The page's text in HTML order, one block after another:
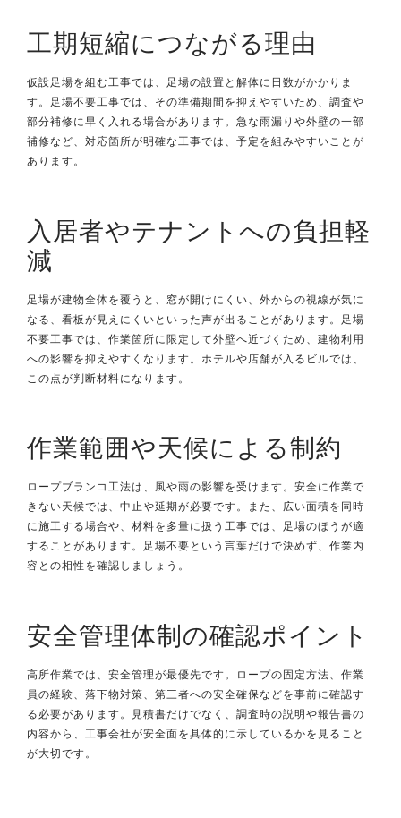
工期短縮につながる理由
仮設足場を組む工事では、足場の設置と解体に日数がかかりま
す。足場不要工事では、その準備期間を抑えやすいため、調査や
部分補修に早く入れる場合があります。急な雨漏りや外壁の一部
補修など、対応箇所が明確な工事では、予定を組みやすいことが
あります。
入居者やテナントへの負担軽
減
足場が建物全体を覆うと、窓が開けにくい、外からの視線が気に
なる、看板が見えにくいといった声が出ることがあります。足場
不要工事では、作業箇所に限定して外壁へ近づくため、建物利用
への影響を抑えやすくなります。ホテルや店舗が入るビルでは、
この点が判断材料になります。
作業範囲や天候による制約
ロープブランコ工法は、風や雨の影響を受けます。安全に作業で
きない天候では、中止や延期が必要です。また、広い面積を同時
に施工する場合や、材料を多量に扱う工事では、足場のほうが適
することがあります。足場不要という言葉だけで決めず、作業内
容との相性を確認しましょう。
安全管理体制の確認ポイント
高所作業では、安全管理が最優先です。ロープの固定方法、作業
員の経験、落下物対策、第三者への安全確保などを事前に確認す
る必要があります。見積書だけでなく、調査時の説明や報告書の
内容から、工事会社が安全面を具体的に示しているかを見ること
が大切です。